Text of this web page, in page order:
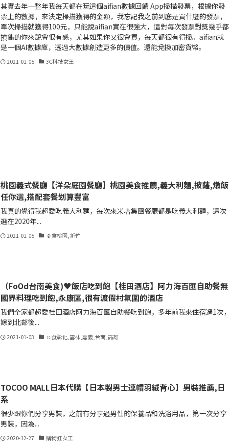
其實去年一整年我每天都在玩這個aifian數據回饋 App掃描發票，根據你發
票上的數據，來決定掃描獲得的金額，我忘記我之前到底是買什麼的發票，
單次掃描就獲得100元，只能說aifian實在很強大，這對每次發票對獎幾乎都
摃龜的你來說會很有感，尤其如果你又很會買，每天都很有得掃。aifian就
是一個AI數據庫，透過大數據創造更多的價值。還能兌換加密貨幣。
2021-01-05 3C科技女王
桃園義式餐廳【洋朵庭園餐廳】桃園美食推薦,義大利麵,披薩,燉飯
任你選,搭配套餐划算豐富
我真的覺得我超愛吃義大利麵，每次來米塔集團餐廳都是吃義大利麵，這次
選在2020年...
2021-01-05 ☺食桃園,新竹
（FoOd台南美食)♥飯店吃到飽【桂田酒店】阿力海百匯自助餐無
國界料理吃到飽,永康區,很有渡假村氛圍的酒店
我們全家都超愛桂田酒店阿力海百匯自助餐吃到飽，多年前我來住宿過1次，
嫁到北部後...
2021-01-03 ☺食彰化,雲林,嘉義,台南,高雄
TOCOO MALL日本代購【日本製男士連帽羽絨背心】男裝推薦,日
系
很少跟你們分享男裝，之前有分享過男性的保養品和洗浴用品，第一次分享
男裝，因為...
2020-12-27 購物狂女王